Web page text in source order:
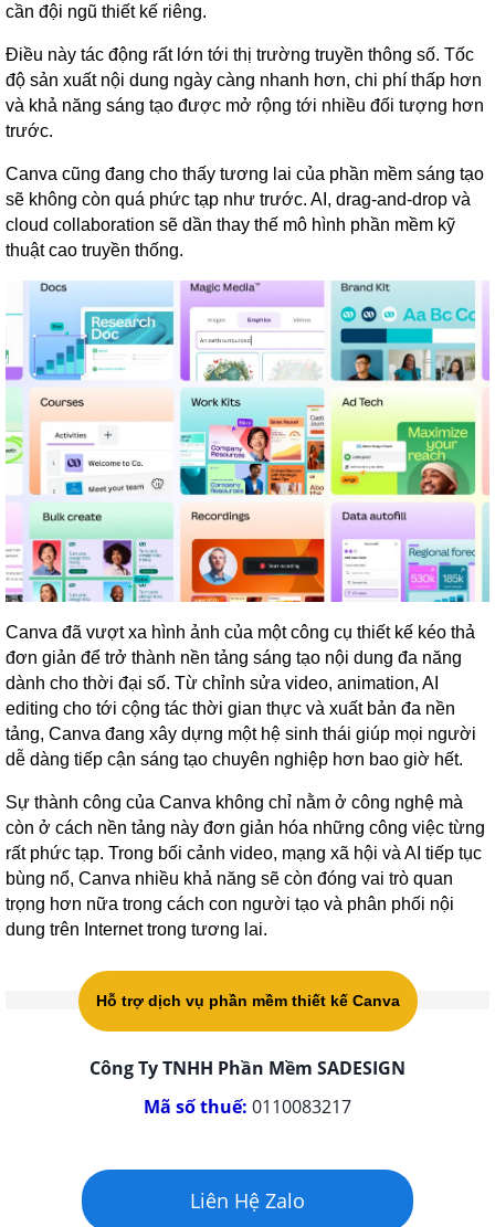
cần đội ngũ thiết kế riêng.
Điều này tác động rất lớn tới thị trường truyền thông số. Tốc
độ sản xuất nội dung ngày càng nhanh hơn, chi phí thấp hơn
và khả năng sáng tạo được mở rộng tới nhiều đối tượng hơn
trước.
Canva cũng đang cho thấy tương lai của phần mềm sáng tạo
sẽ không còn quá phức tạp như trước. AI, drag-and-drop và
cloud collaboration sẽ dần thay thế mô hình phần mềm kỹ
thuật cao truyền thống.
Canva đã vượt xa hình ảnh của một công cụ thiết kế kéo thả
đơn giản để trở thành nền tảng sáng tạo nội dung đa năng
dành cho thời đại số. Từ chỉnh sửa video, animation, AI
editing cho tới cộng tác thời gian thực và xuất bản đa nền
tảng, Canva đang xây dựng một hệ sinh thái giúp mọi người
dễ dàng tiếp cận sáng tạo chuyên nghiệp hơn bao giờ hết.
Sự thành công của Canva không chỉ nằm ở công nghệ mà
còn ở cách nền tảng này đơn giản hóa những công việc từng
rất phức tạp. Trong bối cảnh video, mạng xã hội và AI tiếp tục
bùng nổ, Canva nhiều khả năng sẽ còn đóng vai trò quan
trọng hơn nữa trong cách con người tạo và phân phối nội
dung trên Internet trong tương lai.
Hỗ trợ dịch vụ phần mềm thiết kế Canva
Công Ty TNHH Phần Mềm SADESIGN
Mã số thuế: 0110083217
Liên Hệ Zalo